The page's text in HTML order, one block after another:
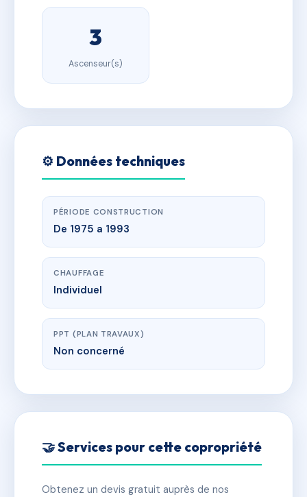
3
Ascenseur(s)
⚙️ Données techniques
PÉRIODE CONSTRUCTION
De 1975 a 1993
CHAUFFAGE
Individuel
PPT (PLAN TRAVAUX)
Non concerné
🤝 Services pour cette copropriété
Obtenez un devis gratuit auprès de nos